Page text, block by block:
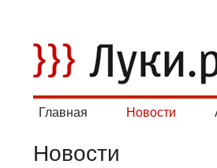
Главная Новости
Новости